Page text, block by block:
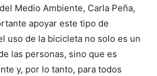
Medio Ambiente, Carla Peña,
apoyar este tipo de
uso de la bicicleta no solo es un
las personas, sino que es
y, por lo tanto, para todos